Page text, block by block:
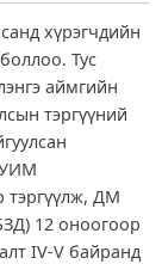
хүрэгчдийн
Тус
аймгийн
тэргүүний
тэргүүлж, ДМ
12 оноогоор
IV-V байранд